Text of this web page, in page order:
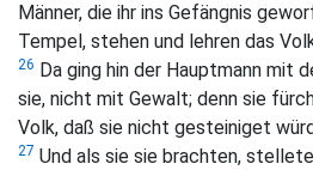
Männer, die ihr ins Gefängnis
Tempel, stehen und lehren das
26 Da ging hin der Hauptmann mit
sie, nicht mit Gewalt; denn sie
Volk, daß sie nicht gesteiniget
27 Und als sie sie brachten,